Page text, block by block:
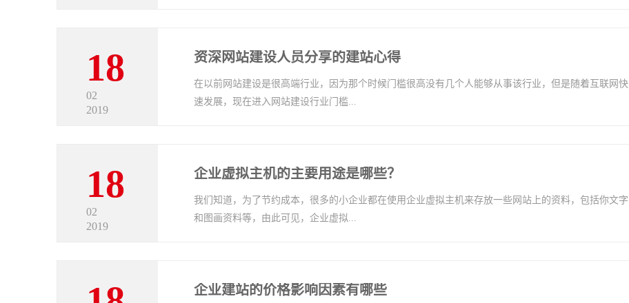
18
02
2019
资深网站建设人员分享的建站心得
在以前网站建设是很高端行业，因为那个时候门槛很高没有几个人能够从事该行业，但是随着互联网快
速发展，现在进入网站建设行业门槛...
18
02
2019
企业虚拟主机的主要用途是哪些？
我们知道，为了节约成本，很多的小企业都在使用企业虚拟主机来存放一些网站上的资料，包括你文字
和图画资料等，由此可见，企业虚拟...
企业建站的价格影响因素有哪些